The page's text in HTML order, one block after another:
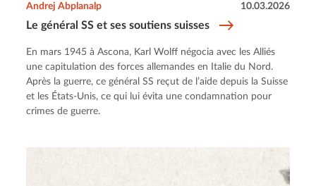
Le général SS et ses soutiens suisses
Andrej Abplanalp 10.03.2026
En mars 1945 à Ascona, Karl Wolff négocia avec les Alliés
une capitulation des forces allemandes en Italie du Nord.
Après la guerre, ce général SS reçut de l’aide depuis la Suisse
et les États-Unis, ce qui lui évita une condamnation pour
crimes de guerre.